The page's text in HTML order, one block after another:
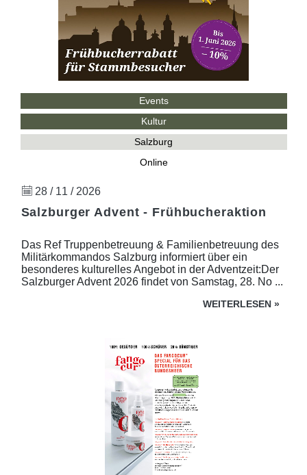
Events
Kultur
Salzburg
Online
28 / 11 / 2026
Salzburger Advent - Frühbucheraktion
Das Ref Truppenbetreuung & Familienbetreuung des
Militärkommandos Salzburg informiert über ein
besonderes kulturelles Angebot in der Adventzeit:Der
Salzburger Advent 2026 findet von Samstag, 28. No ...
WEITERLESEN »